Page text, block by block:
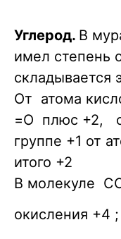
Углерод. В
имел степень
складывается
От атома
=O плюс +2,
группе +1 от
итого +2
В молекуле
окисления +4 ;